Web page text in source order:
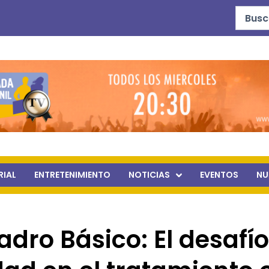
ENTRETENIMIENTO NOTICIAS EVENTOS
Básico: El